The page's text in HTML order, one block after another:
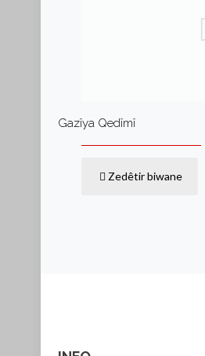
Gazîya Qedîmî
Zedêtir biwane